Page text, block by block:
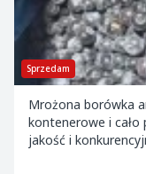
Sprzedam
Mrożona borówka
kontenerowe i cało
jakość i